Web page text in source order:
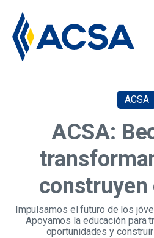
ACSA
ACSA:
Impulsamos el futuro de los
Apoyamos la educación para
oportunidades y construir